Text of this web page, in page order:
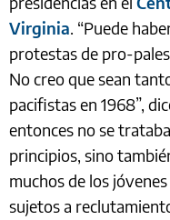
Virginia. “Puede
protestas de pro-
No creo que sean
pacifistas en 1968”,
entonces no se
principios, sino
muchos de los
sujetos a